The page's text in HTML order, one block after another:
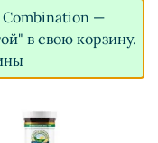
—
в свою корзину.